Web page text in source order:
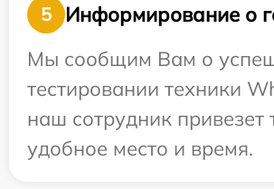
5
Информирование о
Мы сообщим Вам о
тестировании техники
наш сотрудник привезет
удобное место и время.